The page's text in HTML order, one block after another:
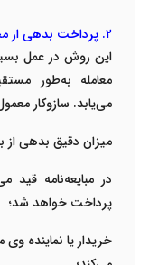
۲. پرداخت بدهی از محل ثمن معامله
این روش در عمل
معامله به‌طور
می‌یابد. سازوکار
میزان دقیق بدهی از
در مبایعه‌نامه
پرداخت خواهد شد؛
خریدار یا نماینده